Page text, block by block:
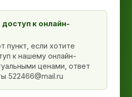
доступ к онлайн-
пункт, если хотите
к нашему онлайн-
ценами, ответ
522466@mail.ru